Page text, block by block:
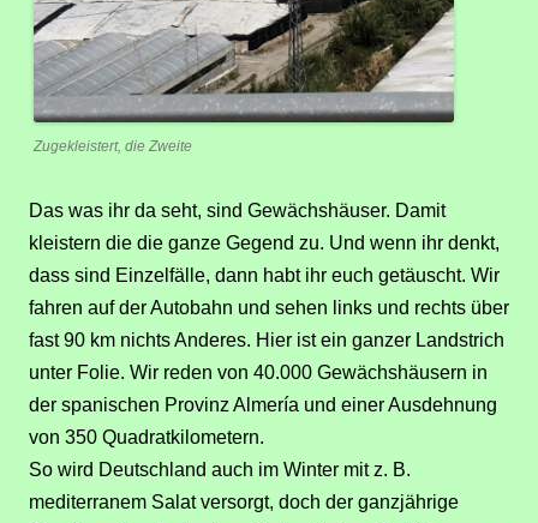
Zugekleistert, die Zweite
Das was ihr da seht, sind Gewächshäuser. Damit
kleistern die die ganze Gegend zu. Und wenn ihr denkt,
dass sind Einzelfälle, dann habt ihr euch getäuscht. Wir
fahren auf der Autobahn und sehen links und rechts über
fast 90 km nichts Anderes. Hier ist ein ganzer Landstrich
unter Folie. Wir reden von 40.000 Gewächshäusern in
der spanischen Provinz Almería und einer Ausdehnung
von 350 Quadratkilometern.
So wird Deutschland auch im Winter mit z. B.
mediterranem Salat versorgt, doch der ganzjährige